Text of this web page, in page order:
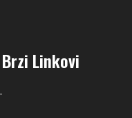
Brzi Linkovi